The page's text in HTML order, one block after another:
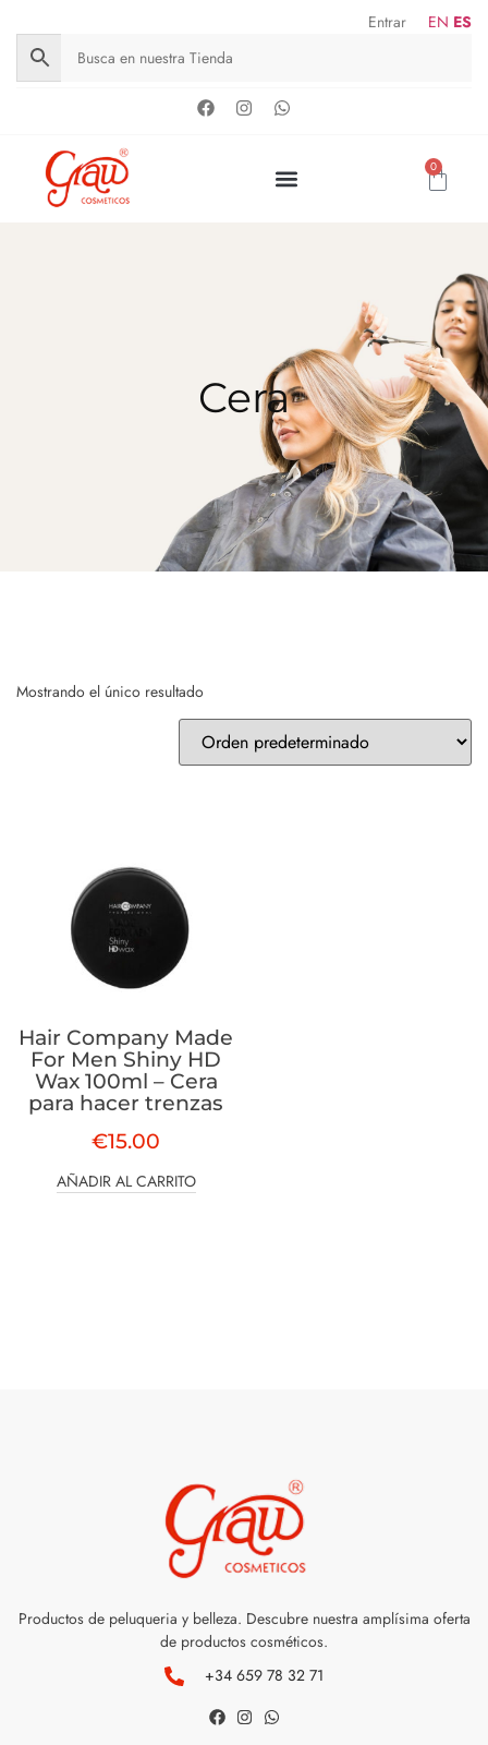
Entrar EN ES
0
Cera
Mostrando el único resultado
Hair Company Made
For Men Shiny HD
Wax 100ml – Cera
para hacer trenzas
€15.00
AÑADIR AL CARRITO
Productos de peluqueria y belleza. Descubre nuestra amplísima oferta
de productos cosméticos.
+34 659 78 32 71